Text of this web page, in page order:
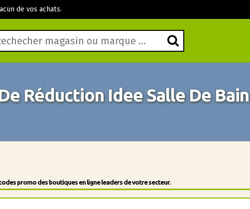
de vos achats.
Réduction Idee Salle De Bain
promo des boutiques en ligne leaders de votre secteur.